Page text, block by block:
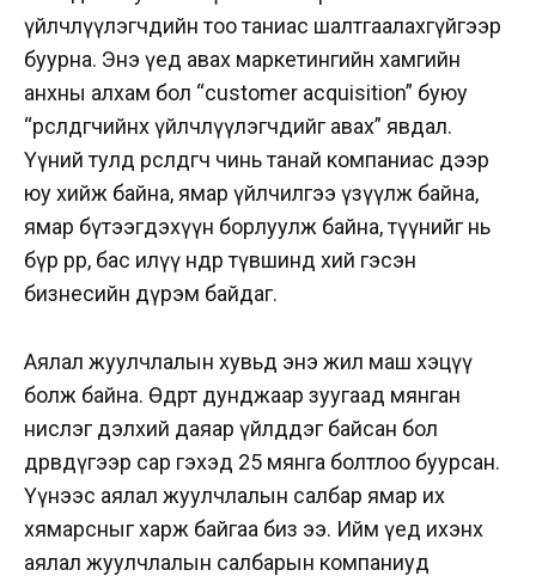
үйлчлүүлэгчдийн тоо таниас шалтгаалахгүйгээр
буурна. Энэ үед авах маркетингийн хамгийн
анхны алхам бол “customer ac­quisition” буюу
“өрсөлдөгчийнхөө үйлчлүүлэгчдийг авах” явдал.
Үүний тулд өрсөлдөгч чинь танай компаниас дээр
юу хийж байна, ямар үйлчилгээ үзүүлж байна,
ямар бүтээгдэхүүн борлуулж байна, түүнийг нь
бүр өөрөөр, бас илүү өндөр түвшинд хий гэсэн
бизнесийн дүрэм байдаг.
Аялал жуулчлалын хувьд энэ жил маш хэцүү
болж байна. Өдөрт дунджаар зуугаад мянган
нислэг дэлхий даяар үйлддэг байсан бол
дөрөвдүгээр сар гэхэд 25 мянга болтлоо буурсан.
Үүнээс аялал жуулчлалын салбар ямар их
хямарсныг харж байгаа биз ээ. Ийм үед ихэнх
аялал жуулчлалын салбарын компаниуд